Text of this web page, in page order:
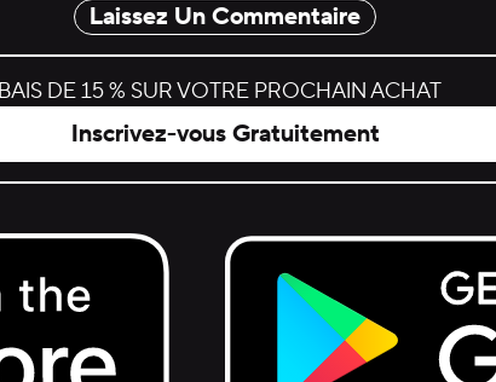
Laissez Un Commentaire
DE 15 % SUR VOTRE PROCHAIN ACHAT
Inscrivez-vous Gratuitement